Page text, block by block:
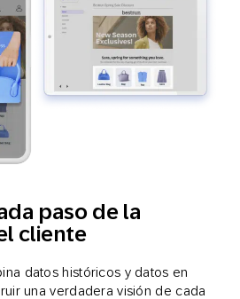
paso de la
cliente
datos históricos y datos en
una verdadera visión de cada